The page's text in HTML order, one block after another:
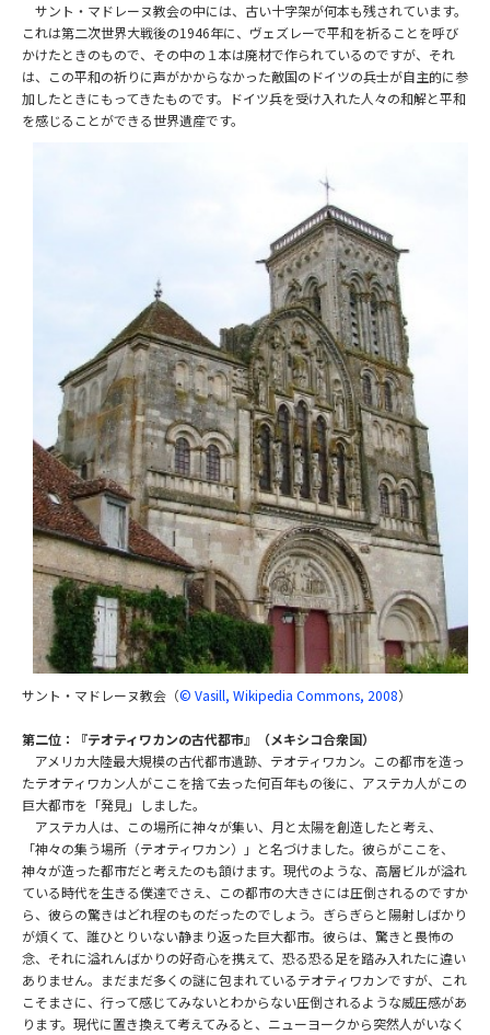
サント・マドレーヌ教会の中には、古い十字架が何本も残されています。
これは第二次世界大戦後の1946年に、ヴェズレーで平和を祈ることを呼び
かけたときのもので、その中の１本は廃材で作られているのですが、それ
は、この平和の祈りに声がかからなかった敵国のドイツの兵士が自主的に参
加したときにもってきたものです。ドイツ兵を受け入れた人々の和解と平和
を感じることができる世界遺産です。
サント・マドレーヌ教会（© Vasill, Wikipedia Commons, 2008）
第二位：『テオティワカンの古代都市』（メキシコ合衆国）
アメリカ大陸最大規模の古代都市遺跡、テオティワカン。この都市を造っ
たテオティワカン人がここを捨て去った何百年もの後に、アステカ人がこの
巨大都市を「発見」しました。
アステカ人は、この場所に神々が集い、月と太陽を創造したと考え、
「神々の集う場所（テオティワカン）」と名づけました。彼らがここを、
神々が造った都市だと考えたのも頷けます。現代のような、高層ビルが溢れ
ている時代を生きる僕達でさえ、この都市の大きさには圧倒されるのですか
ら、彼らの驚きはどれ程のものだったのでしょう。ぎらぎらと陽射しばかり
が煩くて、誰ひとりいない静まり返った巨大都市。彼らは、驚きと畏怖の
念、それに溢れんばかりの好奇心を携えて、恐る恐る足を踏み入れたに違い
ありません。まだまだ多くの謎に包まれているテオティワカンですが、これ
こそまさに、行って感じてみないとわからない圧倒されるような威圧感があ
ります。現代に置き換えて考えてみると、ニューヨークから突然人がいなく